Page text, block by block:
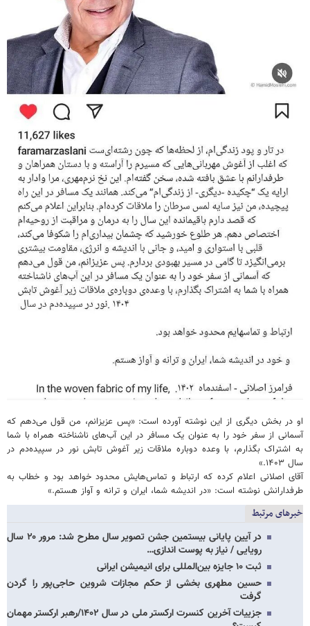
او در بخش دیگری از این نوشته آورده است: «پس عزیزانم، من قول می‌دهم که
آسمانی از سفر خود را به عنوان یک مسافر در این آب‌های ناشناخته همراه با شما
به اشتراک بگذارم، با وعده‌ دوباره‌ ملاقات زیر آغوش تابش نور در سپیده‌دم در
سال ۱۴۰۳.»
آقای اصلانی اعلام کرده که ارتباط و تماس‌هایش محدود خواهد بود و خطاب به
طرفدارانش نوشته است: «در اندیشه شما، ایران و ترانه و آواز هستم.»
خبرهای مرتبط
در آیین پایانی بیستمین جشن تصویر سال مطرح شد: مرور ۲۰ سال
رویایی / نیاز به پوست اندازی…
ثبت ۱۰ جایزه بین‌المللی برای انیمیشن ایرانی
حسین مطهری بخشی از حکم مجازات شروین حاجی‌پور را گردن
گرفت
جزییات آخرین کنسرت ارکستر ملی در سال ۱۴۰۲/رهبر ارکستر مهمان